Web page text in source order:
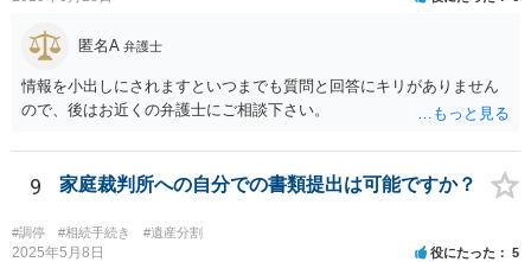
匿名A 弁護士
情報を小出しにされますといつまでも質問と回答にキリがありません
ので、後はお近くの弁護士にご相談下さい。
9 家庭裁判所への自分での書類提出は可能ですか？
#調停 #相続手続き #遺産分割
2025年5月8日 役にたった 5